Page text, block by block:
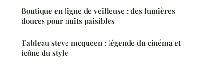
Boutique en ligne de veilleuse : des lumières
douces pour nuits paisibles
Tableau steve mcqueen : légende du cinéma et
icône du style